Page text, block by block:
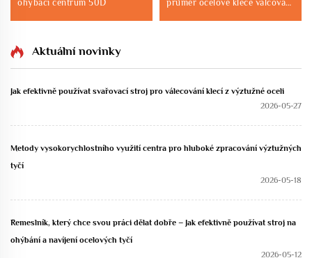
ohýbací centrum 50D
průměr ocelové klece válcovací
Aktuální novinky
Jak efektivně používat svařovací stroj pro válecování klecí z výztužné oceli
2026-05-27
Metody vysokorychlostního využití centra pro hluboké zpracování výztužných
tyčí
2026-05-18
Řemeslník, který chce svou práci dělat dobře – Jak efektivně používat stroj na
ohýbání a navíjení ocelových tyčí
2026-05-12